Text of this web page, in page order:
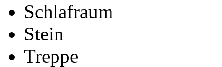
Schlafraum
Stein
Treppe